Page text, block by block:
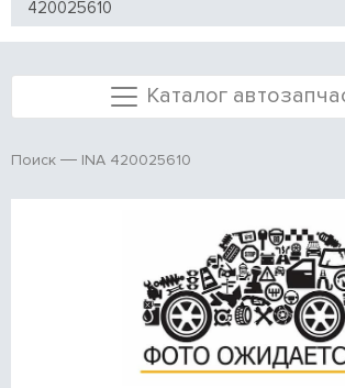
Каталог
Поиск INA 420025610